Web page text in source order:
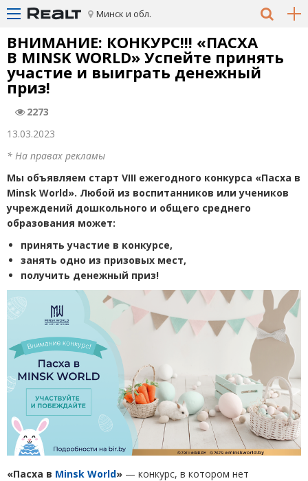
Минск и обл.
ВНИМАНИЕ: КОНКУРС!!! «ПАСХА
В MINSK WORLD» Успейте принять
участие и выиграть денежный
приз!
2273
13.03.2023
* На правах рекламы
Мы объявляем старт VIII ежегодного конкурса «Пасха в
Minsk World». Любой из воспитанников или учеников
учреждений дошкольного и общего среднего
образования может:
принять участие в конкурсе,
занять одно из призовых мест,
получить денежный приз!
«Пасха в Minsk World» — конкурс, в котором нет